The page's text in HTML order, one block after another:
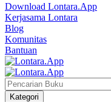
Download Lontara.App
Kerjasama Lontara
Blog
Komunitas
Bantuan
Kategori